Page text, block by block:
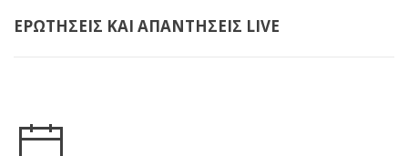
ΕΡΩΤΗΣΕΙΣ ΚΑΙ ΑΠΑΝΤΗΣΕΙΣ LIVE